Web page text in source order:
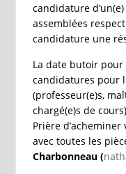
candidature
assemblées
candidature une
La date butoir
candidatures pour
(professeur(e)s,
chargé(e)s de
Prière
avec toutes les
Charbonneau (